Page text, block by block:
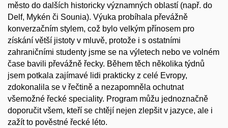
město do dalších historicky významných oblastí (např. do
Delf, Mykén či Sounia). Výuka probíhala převážně
konverzačním stylem, což bylo velkým přínosem pro
získání větší jistoty v mluvě, protože i s ostatními
zahraničními studenty jsme se na výletech nebo ve volném
čase bavili převážně řecky. Během těch několika týdnů
jsem potkala zajímavé lidi prakticky z celé Evropy,
zdokonalila se v řečtině a nezapomněla ochutnat
všemožné řecké speciality. Program můžu jednoznačně
doporučit všem, kteří se chtějí nejen zlepšit v jazyce, ale i
zažít to pověstné řecké léto.